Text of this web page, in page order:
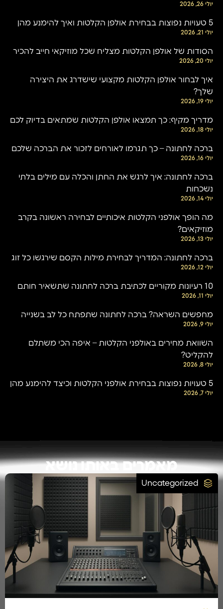
יולי 26, 2026
5 טעויות נפוצות בבחירת אולפן הקלטות ואיך להימנע מהן
יולי 21, 2026
הסודות של אולפן הקלטות מצליח שכל מוזיקאי חייב להכיר
יולי 20, 2026
איך לבחור אולפן הקלטות מקצועי שישדרג את היצירה
שלך?
יולי 19, 2026
מדריך מקיף: כך תמצאו אולפן הקלטות שמתאים בדיוק לכם
יולי 18, 2026
ברכה לחתונה – כך תגרמו לאורחים לזכור את הברכה שלכם
יולי 16, 2026
ברכה לחתונה: איך לרגש את החתן והכלה עם מילים בלתי
נשכחות
יולי 14, 2026
מה הופך אולפני הקלטות איכותיים לבחירה ראשונה בקרב
מוזיקאים?
יולי 13, 2026
ברכה לחתונה: המדריך לבחירת מילות הקסם שירגשו כל זוג
יולי 12, 2026
10 רעיונות מקוריים לכתיבת ברכה לחתונה שתשאיר חותם
יולי 11, 2026
מחפשים השראה? ברכה לחתונה שתפתח כל לב בשנייה
יולי 9, 2026
השוואת מחירים באולפני הקלטות – איפה הכי משתלם
להקליט?
יולי 8, 2026
5 טעויות נפוצות בבחירת אולפני הקלטות וכיצד להימנע מהן
יולי 7, 2026
מאמרים באותו נושא
Uncategorized